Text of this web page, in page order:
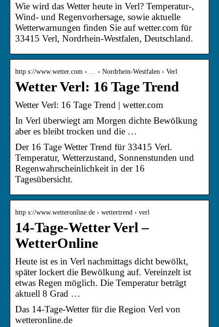
Wie wird das Wetter heute in Verl? Temperatur-,
Wind- und Regenvorhersage, sowie aktuelle
Wetterwarnungen finden Sie auf wetter.com für
33415 Verl, Nordrhein-Westfalen, Deutschland.
http s://www.wetter.com › … › Nordrhein-Westfalen › Verl
Wetter Verl: 16 Tage Trend
Wetter Verl: 16 Tage Trend | wetter.com
In Verl überwiegt am Morgen dichte Bewölkung
aber es bleibt trocken und die …
Der 16 Tage Wetter Trend für 33415 Verl.
Temperatur, Wetterzustand, Sonnenstunden und
Regenwahrscheinlichkeit in der 16
Tagesübersicht.
http s://www.wetteronline.de › wettertrend › verl
14-Tage-Wetter Verl –
WetterOnline
Heute ist es in Verl nachmittags dicht bewölkt,
später lockert die Bewölkung auf. Vereinzelt ist
etwas Regen möglich. Die Temperatur beträgt
aktuell 8 Grad …
Das 14-Tage-Wetter für die Region Verl von
wetteronline.de